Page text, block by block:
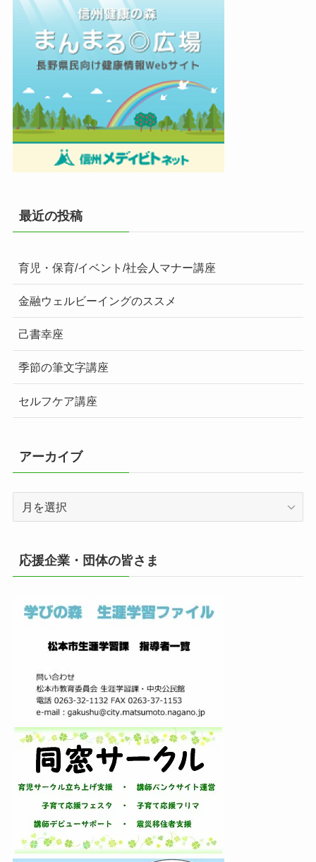
最近の投稿
育児・保育/イベント/社会人マナー講座
金融ウェルビーイングのススメ
己書幸座
季節の筆文字講座
セルフケア講座
アーカイブ
イ
ブ
応援企業・団体の皆さま